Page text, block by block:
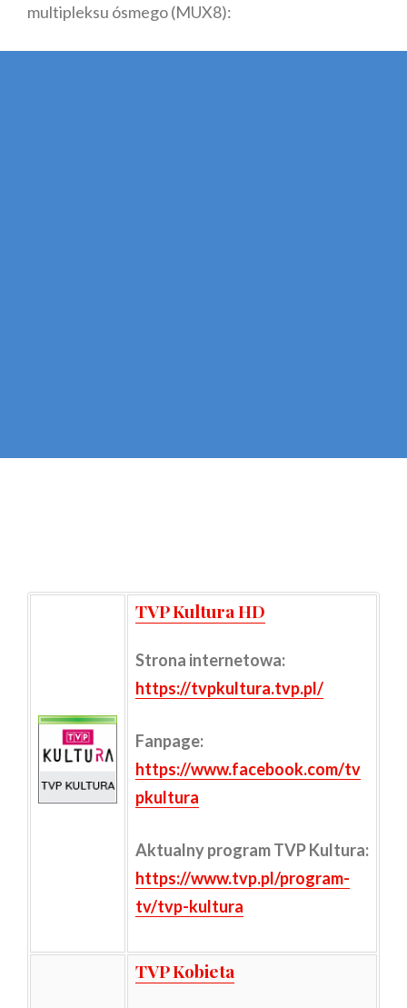
multipleksu ósmego (MUX8):
TVP Kultura HD
Strona internetowa:
https://tvpkultura.tvp.pl/
Fanpage:
https://www.facebook.com/tv
pkultura
Aktualny program TVP Kultura:
https://www.tvp.pl/program-
tv/tvp-kultura
TVP Kobieta